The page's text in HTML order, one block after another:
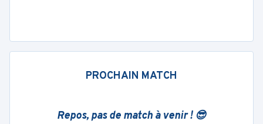
PROCHAIN MATCH
Repos, pas de match à venir ! 😎